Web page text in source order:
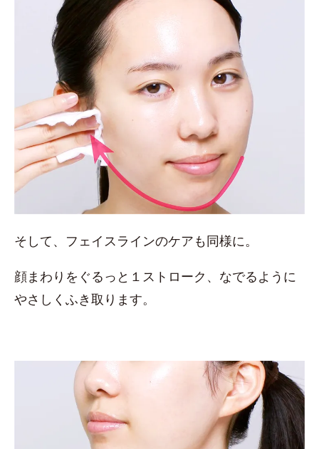
そして、フェイスラインのケアも同様に。
顔まわりをぐるっと１ストローク、なでるように
やさしくふき取ります。